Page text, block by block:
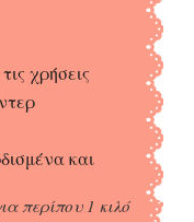
χρήσεις
και
περίπου 1 κιλό